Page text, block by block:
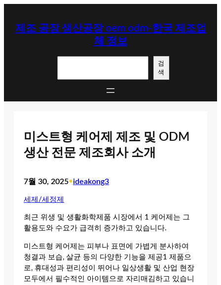
제조 공장 생산공장 oem odm-한국 제조업
체 정보
검
색
미스트형 케어제 제조 및 ODM
생산 전문 제조회사 소개
7월 30, 2025•ideakong3
세제/세정제
최근 위생 및 생활화학제품 시장에서 1 케어제는 그
활용도와 수요가 급격히 증가하고 있습니다.
미스트형 케어제는 피부나 표면에 가볍게 분사하여
청결과 보습, 살균 등의 다양한 기능을 제공1 제품으
로, 휴대성과 편리성이 뛰어나 일상생활 및 산업 현장
모두에서 필수적인 아이템으로 자리매김하고 있습니